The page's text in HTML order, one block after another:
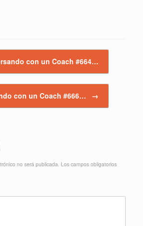
con un Coach #664…
con un Coach #666… →
no será publicada. Los campos obligatorios